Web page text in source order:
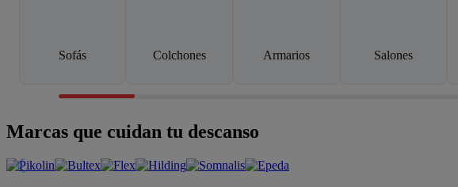
Sofás Colchones Armarios Salones
Marcas que cuidan tu descanso